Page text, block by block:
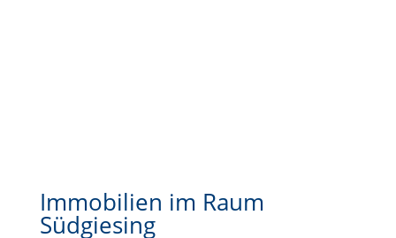
Immobilien im Raum
Südgiesing